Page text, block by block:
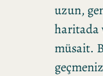
uzun,
haritada
müsait.